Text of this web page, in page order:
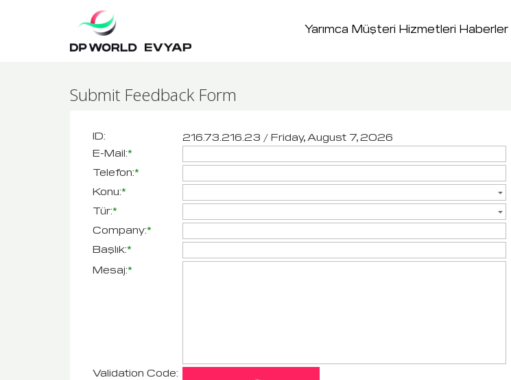
Yarımca Müşteri Hizmetleri Haberler
Submit Feedback Form
ID:
216.73.216.23 / Friday, August 7, 2026
E-Mail:*
Telefon:*
Konu:*
Tür:*
Company:*
Başlık:*
Mesaj:*
Validation Code: